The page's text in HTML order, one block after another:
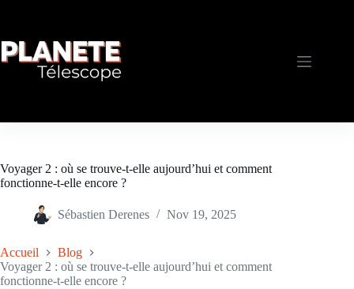
Voyager 2 : où se trouve-t-elle aujourd’hui et comment
fonctionne-t-elle encore ?
Sébastien Derenes Nov 19, 2025
Accueil
Blog
Voyager 2 : où se trouve-t-elle aujourd’hui et comment
fonctionne-t-elle encore ?